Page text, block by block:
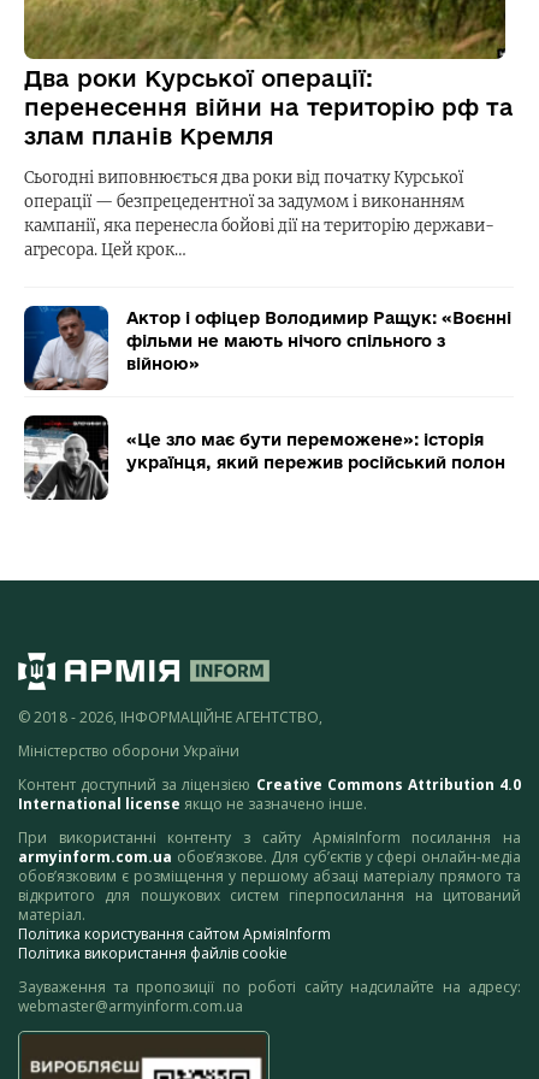
Два роки Курської операції:
перенесення війни на територію рф та
злам планів Кремля
Сьогодні виповнюється два роки від початку Курської
операції — безпрецедентної за задумом і виконанням
кампанії, яка перенесла бойові дії на територію держави-
агресора. Цей крок…
Актор і офіцер Володимир Ращук: «Воєнні
фільми не мають нічого спільного з
війною»
«Це зло має бути переможене»: історія
українця, який пережив російський полон
© 2018 - 2026, ІНФОРМАЦІЙНЕ АГЕНТСТВО,
Міністерство оборони України
Контент доступний за ліцензією Creative Commons Attribution 4.0
International license якщо не зазначено інше.
При використанні контенту з сайту АрміяInform посилання на
armyinform.com.ua обов’язкове. Для суб’єктів у сфері онлайн-медіа
обов’язковим є розміщення у першому абзаці матеріалу прямого та
відкритого для пошукових систем гіперпосилання на цитований
матеріал.
Політика користування сайтом АрміяInform
Політика використання файлів cookie
Зауваження та пропозиції по роботі сайту надсилайте на адресу:
webmaster@armyinform.com.ua